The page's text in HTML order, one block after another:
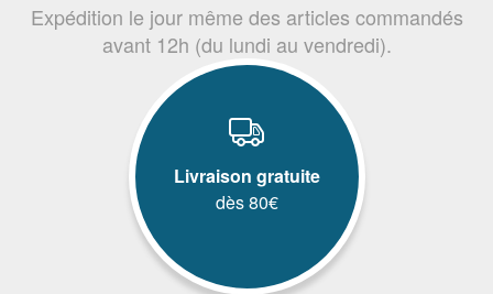
Expédition le jour même des articles commandés
avant 12h (du lundi au vendredi).
Livraison gratuite
dès 80€